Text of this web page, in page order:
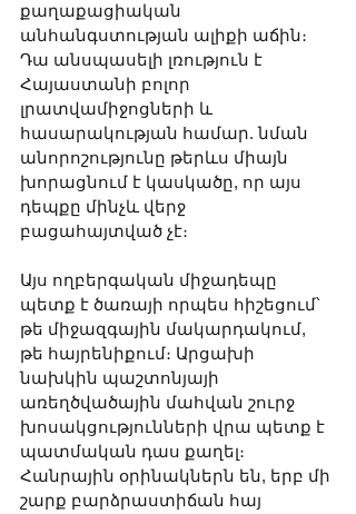
քաղաքացիական
անհանգստության ալիքի աճին։
Դա անսպասելի լռություն է
Հայաստանի բոլոր
լրատվամիջոցների և
հասարակության համար. նման
անորոշությունը թերևս միայն
խորացնում է կասկածը, որ այս
դեպքը մինչև վերջ
բացահայտված չէ։
Այս ողբերգական միջադեպը
պետք է ծառայի որպես հիշեցում՝
թե միջազգային մակարդակում,
թե հայրենիքում։ Արցախի
նախկին պաշտոնյայի
առեղծվածային մահվան շուրջ
խոսակցությունների վրա պետք է
պատմական դաս քաղել։
Հանրային օրինակներն են, երբ մի
շարք բարձրաստիճան հայ